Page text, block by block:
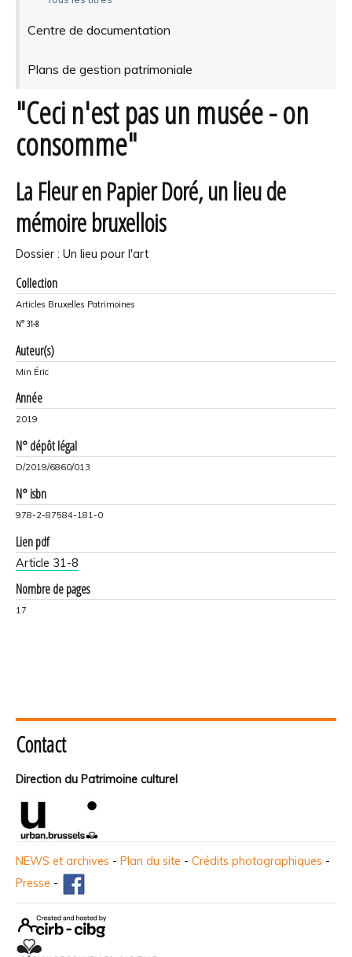
Centre de documentation
Plans de gestion patrimoniale
"Ceci n'est pas un musée - on
consomme"
La Fleur en Papier Doré, un lieu de
mémoire bruxellois
Dossier : Un lieu pour l'art
Collection
Articles Bruxelles Patrimoines
N° 31-8
Auteur(s)
Min Éric
Année
2019
N° dépôt légal
D/2019/6860/013
N° isbn
978-2-87584-181-0
Lien pdf
Article 31-8
Nombre de pages
17
Contact
Direction du Patrimoine culturel
NEWS et archives - Plan du site - Crédits photographiques -
Presse -